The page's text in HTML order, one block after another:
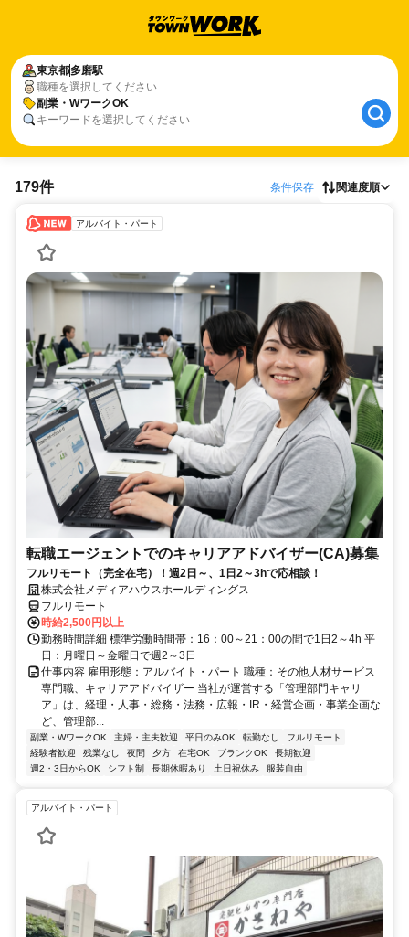
東京都多磨駅
職種を選択してください
副業・WワークOK
キーワードを選択してください
179件 条件保存 関連度順
アルバイト・パート
転職エージェントでのキャリアアドバイザー(CA)募集
フルリモート（完全在宅）！週2日～、1日2～3hで応相談！
株式会社メディアハウスホールディングス
フルリモート
時給2,500円以上
勤務時間詳細 標準労働時間帯：16：00～21：00の間で1日2～4h 平
日：月曜日～金曜日で週2～3日
仕事内容 雇用形態：アルバイト・パート 職種：その他人材サービス
専門職、キャリアアドバイザー 当社が運営する「管理部門キャリ
ア」は、経理・人事・総務・法務・広報・IR・経営企画・事業企画な
ど、管理部...
副業・WワークOK 主婦・主夫歓迎 平日のみOK 転勤なし
フルリモート
経験者歓迎
残業なし 夜間 夕方 在宅OK ブランクOK
長期歓迎
週2・3日からOK
シフト制 長期休暇あり 土日祝休み 服装自由
アルバイト・パート